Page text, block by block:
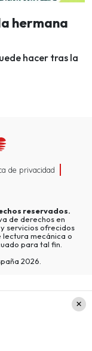
hermana
hacer tras la
de privacidad
reservados.
de derechos en
servicios ofrecidos
lectura mecánica o
para tal fin.
2026.